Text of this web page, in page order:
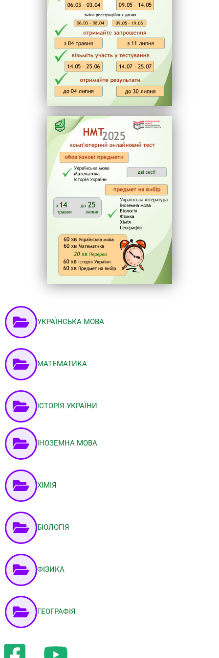
УКРАЇНСЬКА МОВА
МАТЕМАТИКА
ІСТОРІЯ УКРАЇНИ
ІНОЗЕМНА МОВА
ХІМІЯ
БІОЛОГІЯ
ФІЗИКА
ГЕОГРАФІЯ